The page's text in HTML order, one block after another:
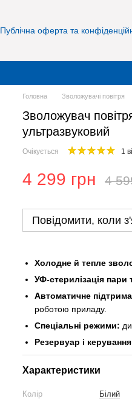
Публічна оферта та
Головна Зволожувачі повітря
Зволожувач
ультразвуковий
Очікується 1
4 299 грн 4
Повідомити, коли
Холодне й тепле
УФ-стерилізація пари
Автоматичне
роботою приладу.
Спеціальні режими:
Резервуар і
Характеристики
Колір
Білий